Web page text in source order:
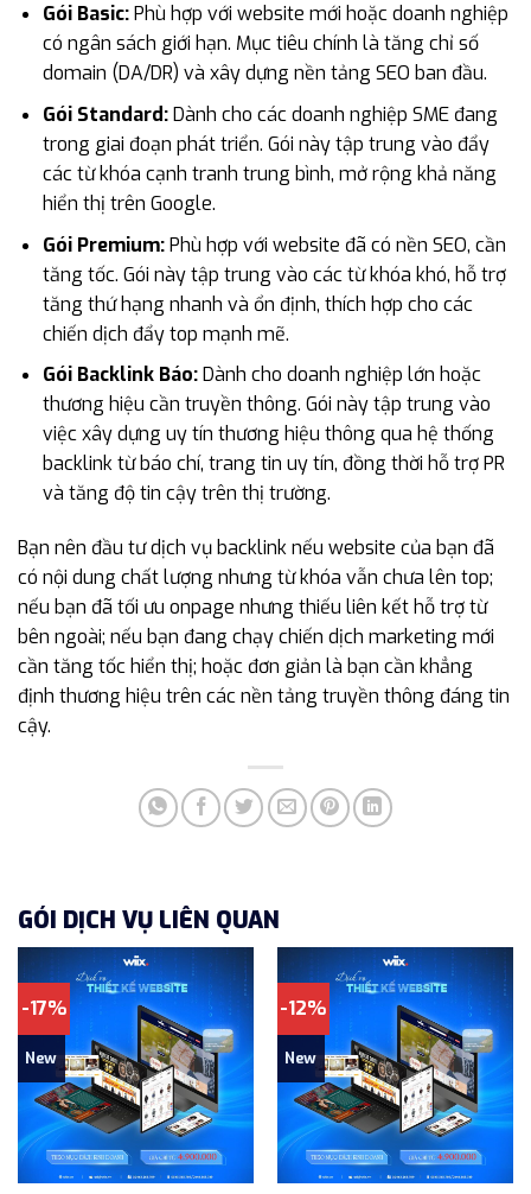
Gói Basic:Phù hợp với website mới hoặc doanh nghiệp
có ngân sách giới hạn. Mục tiêu chính là tăng chỉ số
domain (DA/DR) và xây dựng nền tảng SEO ban đầu.
Gói Standard:Dành cho các doanh nghiệp SME đang
trong giai đoạn phát triển. Gói này tập trung vào đẩy
các từ khóa cạnh tranh trung bình, mở rộng khả năng
hiển thị trên Google.
Gói Premium:Phù hợp với website đã có nền SEO, cần
tăng tốc. Gói này tập trung vào các từ khóa khó, hỗ trợ
tăng thứ hạng nhanh và ổn định, thích hợp cho các
chiến dịch đẩy top mạnh mẽ.
Gói Backlink Báo:Dành cho doanh nghiệp lớn hoặc
thương hiệu cần truyền thông. Gói này tập trung vào
việc xây dựng uy tín thương hiệu thông qua hệ thống
backlink từ báo chí, trang tin uy tín, đồng thời hỗ trợ PR
và tăng độ tin cậy trên thị trường.
Bạn nên đầu tư dịch vụ backlink nếu website của bạn đã
có nội dung chất lượng nhưng từ khóa vẫn chưa lên top;
nếu bạn đã tối ưu onpage nhưng thiếu liên kết hỗ trợ từ
bên ngoài; nếu bạn đang chạy chiến dịch marketing mới
cần tăng tốc hiển thị; hoặc đơn giản là bạn cần khẳng
định thương hiệu trên các nền tảng truyền thông đáng tin
cậy.
GÓI DỊCH VỤ LIÊN QUAN
-17%
New
-12%
New